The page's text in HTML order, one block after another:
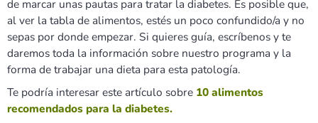
de marcar unas pautas para tratar la diabetes. Es posible que,
al ver la tabla de alimentos, estés un poco confundido/a y no
sepas por donde empezar. Si quieres guía, escríbenos y te
daremos toda la información sobre nuestro programa y la
forma de trabajar una dieta para esta patología.
Te podría interesar este artículo sobre 10 alimentos
recomendados para la diabetes.